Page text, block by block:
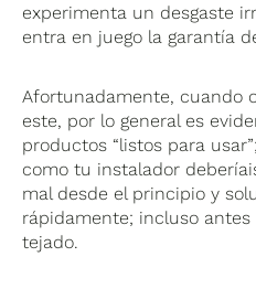
experimenta un desgaste
entra en juego la garantía
Afortunadamente, cuando
este, por lo general es
productos “listos para
como tu instalador
mal desde el principio y
rápidamente; incluso
tejado.